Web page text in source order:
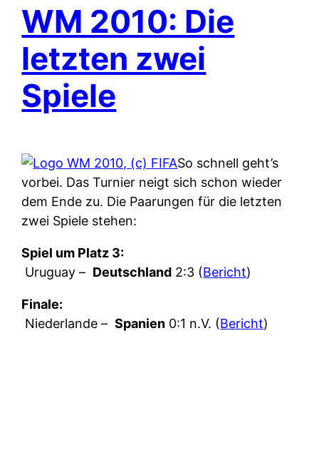
WM 2010: Die
letzten zwei
Spiele
So schnell geht’s
vorbei. Das Turnier neigt sich schon wieder
dem Ende zu. Die Paarungen für die letzten
zwei Spiele stehen:
Spiel um Platz 3:
Uruguay – Deutschland 2:3 (Bericht)
Finale:
Niederlande – Spanien 0:1 n.V. (Bericht)